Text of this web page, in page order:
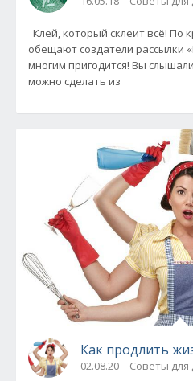
Клей, который склеит всё! По
обещают создатели рассылки
многим пригодится! Вы
можно сделать из
Как продлить
02.08.20 Советы для